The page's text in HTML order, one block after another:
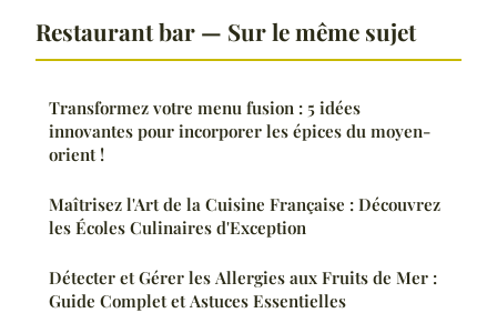
Restaurant bar — Sur le même sujet
Transformez votre menu fusion : 5 idées
innovantes pour incorporer les épices du moyen-
orient !
Maîtrisez l'Art de la Cuisine Française : Découvrez
les Écoles Culinaires d'Exception
Détecter et Gérer les Allergies aux Fruits de Mer :
Guide Complet et Astuces Essentielles